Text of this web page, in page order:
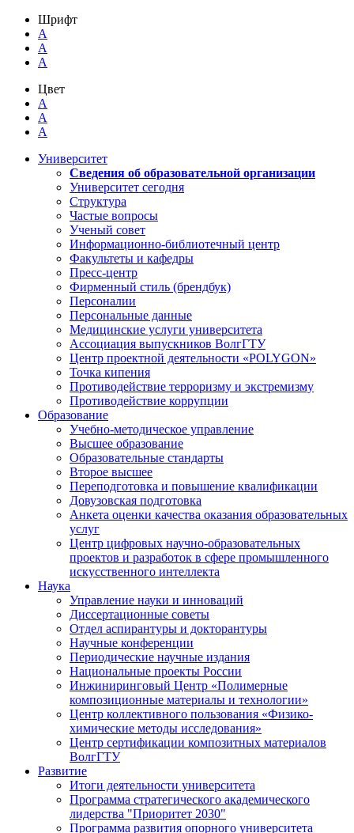
Шрифт
A
A
A
Цвет
A
A
A
Университет
Сведения об образовательной организации
Университет сегодня
Структура
Частые вопросы
Ученый совет
Информационно-библиотечный центр
Факультеты и кафедры
Пресс-центр
Фирменный стиль (брендбук)
Персоналии
Персональные данные
Медицинские услуги университета
Ассоциация выпускников ВолгГТУ
Центр проектной деятельности «POLYGON»
Точка кипения
Противодействие терроризму и экстремизму
Противодействие коррупции
Образование
Учебно-методическое управление
Высшее образование
Образовательные стандарты
Второе высшее
Переподготовка и повышение квалификации
Довузовская подготовка
Анкета оценки качества оказания образовательных
услуг
Центр цифровых научно-образовательных
проектов и разработок в сфере промышленного
искусственного интеллекта
Наука
Управление науки и инноваций
Диссертационные советы
Отдел аспирантуры и докторантуры
Научные конференции
Периодические научные издания
Национальные проекты России
Инжиниринговый Центр «Полимерные
композиционные материалы и технологии»
Центр коллективного пользования «Физико-
химические методы исследования»
Центр сертификации композитных материалов
ВолгГТУ
Развитие
Итоги деятельности университета
Программа стратегического академического
лидерства "Приоритет 2030"
Программа развития опорного университета